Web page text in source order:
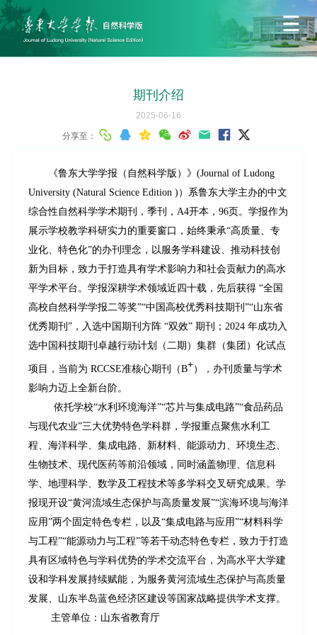
期刊介绍
2025-06-16
分享至：
《鲁东大学学报（自然科学版）》 (Journal of Ludong
University (Natural Science Edition )）系鲁东大学主办的中文
综合性自然科学学术期刊，季刊，A4开本，96页。 学报作为
展示学校教学科研实力的重要窗口，始终秉承“高质量、专
业化、特色化”的办刊理念，以服务学科建设、推动科技创
新为目标，致力于打造具有学术影响力和社会贡献力的高水
平学术平台。学报深耕学术领域近四十载，先后获得 “全国
高校自然科学学报二等奖”“中国高校优秀科技期刊”“山东省
优秀期刊”，入选中国期刊方阵 “双效” 期刊；2024 年成功入
选中国科技期刊卓越行动计划（二期）集群（集团）化试点
项目，当前为 RCCSE准核心期刊（B+），办刊质量与学术
影响力迈上全新台阶。
依托学校“水利环境海洋”“芯片与集成电路”“食品药品
与现代农业”三大优势特色学科群，学报重点聚焦水利工
程、海洋科学、集成电路、新材料、能源动力、环境生态、
生物技术、现代医药等前沿领域，同时涵盖物理、信息科
学、地理科学、数学及工程技术等多学科交叉研究成果。学
报现开设“黄河流域生态保护与高质量发展”“滨海环境与海洋
应用”两个固定特色专栏， 以及“集成电路与应用”“材料科学
与工程”“能源动力与工程”等若干动态特色专栏， 致力于打造
具有区域特色与学科优势的学术交流平台，为高水平大学建
设和学科发展持续赋能，为服务黄河流域生态保护与高质量
发展、山东半岛蓝色经济区建设等国家战略提供学术支撑。
主管单位：山东省教育厅